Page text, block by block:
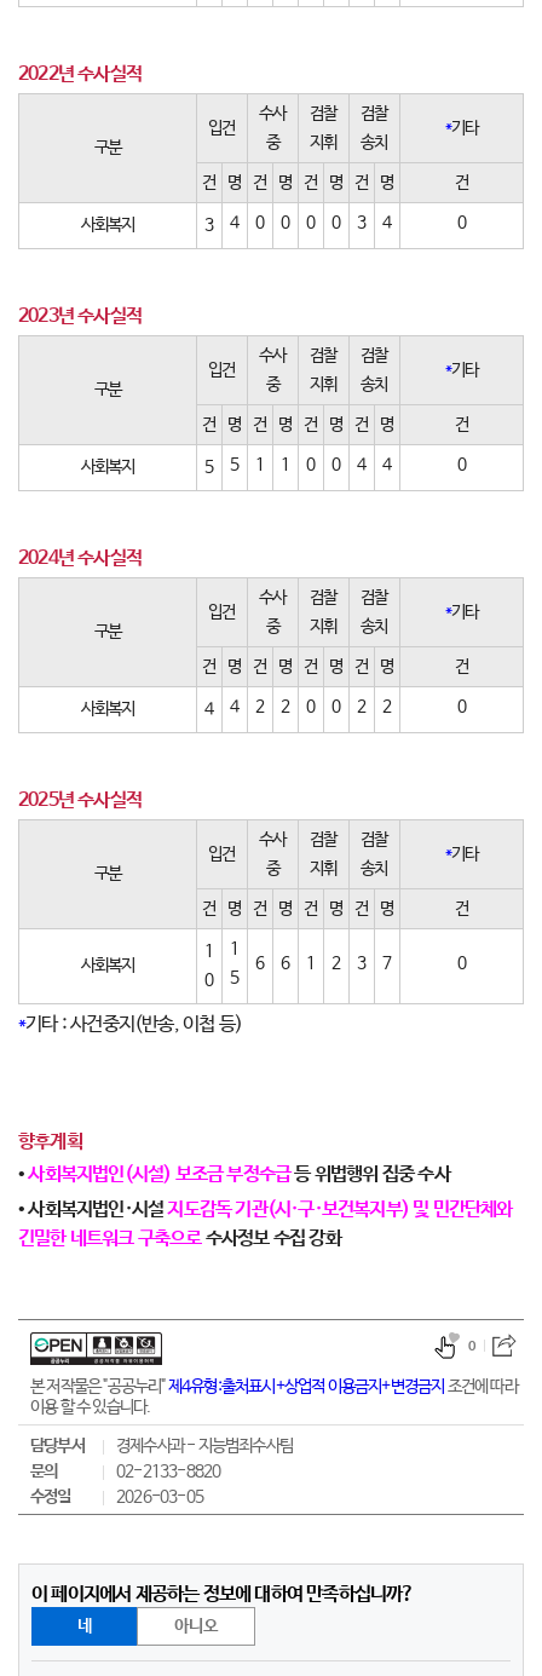
2022년 수사실적
구분
입건
수사
중
검찰
지휘
검찰
송치
*기타
건 명 건 명 건 명 건 명 건
사회복지 3 4 0 0 0 0 3 4 0
2023년 수사실적
구분
입건
수사
중
검찰
지휘
검찰
송치
*기타
건 명 건 명 건 명 건 명 건
사회복지 5 5 1 1 0 0 4 4 0
2024년 수사실적
구분
입건
수사
중
검찰
지휘
검찰
송치
*기타
건 명 건 명 건 명 건 명 건
사회복지 4 4 2 2 0 0 2 2 0
2025년 수사실적
구분
입건
수사
중
검찰
지휘
검찰
송치
*기타
건 명 건 명 건 명 건 명 건
사회복지
1
0
1
5
6 6 1 2 3 7 0
*기타 : 사건중지(반송, 이첩 등)
향후계획
•사회복지법인(시설) 보조금 부정수급등 위법행위 집중 수사
• 사회복지법인·시설지도감독 기관(시·구·보건복지부) 및 민간단체와
긴밀한 네트워크 구축으로수사정보 수집 강화
본 저작물은 "공공누리"제4유형:출처표시+상업적 이용금지+변경금지 조건에 따라
이용 할 수 있습니다.
0
담당부서
경제수사과 - 지능범죄수사팀
문의
02-2133-8820
수정일
2026-03-05
이 페이지에서 제공하는 정보에 대하여 만족하십니까?
네 아니오